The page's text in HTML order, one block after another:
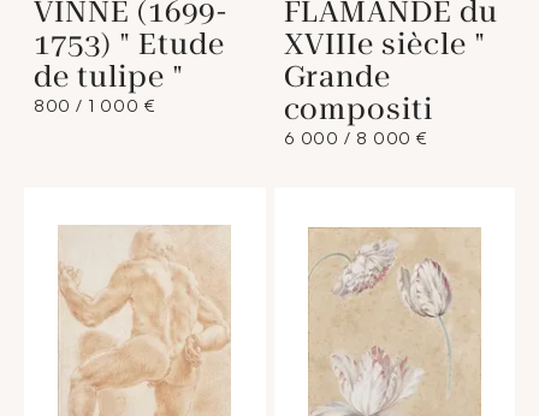
VINNE (1699-
1753) " Etude
de tulipe "
800 / 1 000 €
FLAMANDE du
XVIIIe siècle "
Grande
compositi
6 000 / 8 000 €